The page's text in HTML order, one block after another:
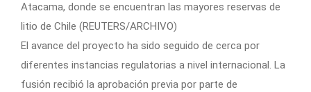
Atacama, donde se encuentran las mayores reservas de
litio de Chile (REUTERS/ARCHIVO)
El avance del proyecto ha sido seguido de cerca por
diferentes instancias regulatorias a nivel internacional. La
fusión recibió la aprobación previa por parte de